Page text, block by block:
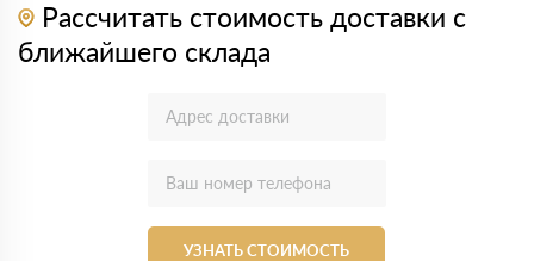
Рассчитать стоимость доставки с
ближайшего склада
УЗНАТЬ СТОИМОСТЬ